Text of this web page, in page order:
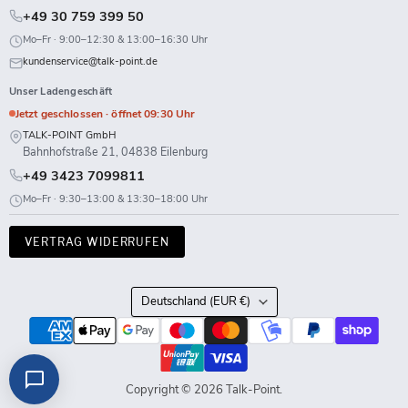
+49 30 759 399 50
Mo–Fr · 9:00–12:30 & 13:00–16:30 Uhr
kundenservice@talk-point.de
Unser Ladengeschäft
Jetzt geschlossen · öffnet 09:30 Uhr
TALK-POINT GmbH
Bahnhofstraße 21, 04838 Eilenburg
+49 3423 7099811
Mo–Fr · 9:30–13:00 & 13:30–18:00 Uhr
VERTRAG WIDERRUFEN
Land
Deutschland (EUR €)
Copyright © 2026 Talk-Point.